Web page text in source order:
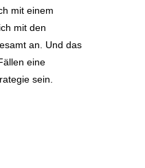
mit einem
mit den
an. Und das
eine
sein.